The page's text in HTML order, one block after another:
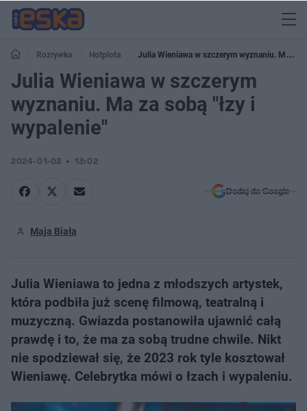
Rozrywka Hotplota
Julia Wieniawa w szczerym wyznaniu. Ma za
sobą "łzy i wypalenie"
Julia Wieniawa w szczerym
wyznaniu. Ma za sobą "łzy i
wypalenie"
2024-01-03 13:02
Dodaj do Google
Maja Biała
Julia Wieniawa to jedna z młodszych artystek,
która podbiła już scenę filmową, teatralną i
muzyczną. Gwiazda postanowiła ujawnić całą
prawdę i to, że ma za sobą trudne chwile. Nikt
nie spodziewał się, że 2023 rok tyle kosztował
Wieniawę. Celebrytka mówi o łzach i wypaleniu.